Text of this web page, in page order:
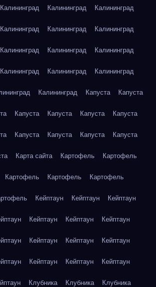
Калининград Калининград Калининград
Калининград Калининград Калининград
Калининград Калининград Калининград
Калининград Калининград Калининград
Калининград Капуста Капуста
Капуста Капуста Капуста Капуста
Капуста Капуста Капуста Капуста
Карта сайта Картофель Картофель
Картофель Картофель Картофель
Кейптаун Кейптаун Кейптаун
Кейптаун Кейптаун Кейптаун
Кейптаун Кейптаун Кейптаун
Кейптаун Кейптаун Кейптаун
Клубника Клубника Клубника